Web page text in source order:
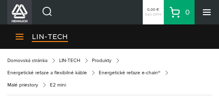
Divízie HENNLICH
Kariéra
0,00 €
bez DPH
Košík
0
LIN-TECH
Domovská stránka LIN-TECH Produkty
Energetické reťaze a flexibilné káble Energetické reťaze e-chain®
Malé priestory E2 mini